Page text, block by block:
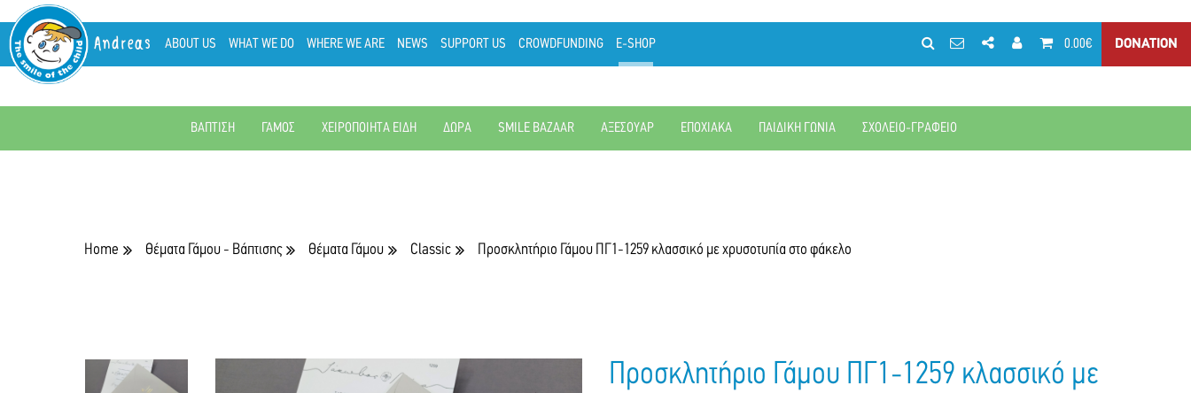
Andreas ABOUT US WHAT WE DO WHERE WE ARE NEWS SUPPORT US CROWDFUNDING E-SHOP 0.00€ DONATION
ΒΑΠΤΙΣΗ ΓΑΜΟΣ ΧΕΙΡΟΠΟΙΗΤΑ ΕΙΔΗ ΔΩΡΑ SMILE BAZAAR ΑΞΕΣΟΥΑΡ ΕΠΟΧΙΑΚΑ ΠΑΙΔΙΚΗ ΓΩΝΙΑ ΣΧΟΛΕΙΟ-ΓΡΑΦΕΙΟ
Home Θέματα Γάμου - Βάπτισης Θέματα Γάμου Classic Προσκλητήριο Γάμου ΠΓ1-1259 κλασσικό με χρυσοτυπία στο φάκελο
Προσκλητήριο Γάμου ΠΓ1-1259 κλασσικό με